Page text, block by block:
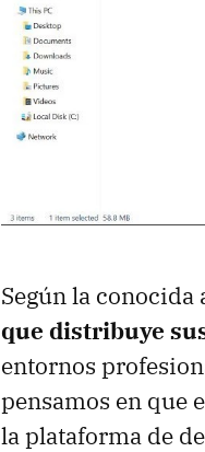
Según la conocida
que distribuye
entornos
pensamos en que
la plataforma de